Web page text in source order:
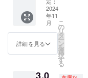
をご選
択下さ
い。 ・
他の人
物で差
をつけ
は「胴
張｜エ
クスカ
リバー
36〜
38」の
分けた
「綾」
「芽」
で２本
です。
ト】 ・
本プロ
ジェク
トペー
ジ、菖
蒲稽古
する情
2024
年11
月
詳細を見る
こ
の
リ
タ
ー
ン
を
選
択
す
る